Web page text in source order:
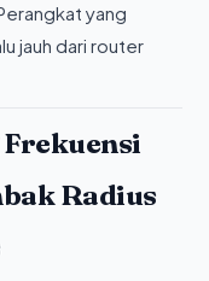
yang
jauh dari router
Radius